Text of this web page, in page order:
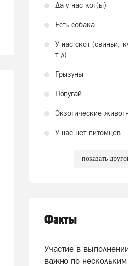
Да у нас кот(ы)
Есть собака
У нас скот (свиньи,
т.д)
Грызуны
Попугай
Экзотические
У нас нет питомцев
показать
Факты
Участие в
важно по